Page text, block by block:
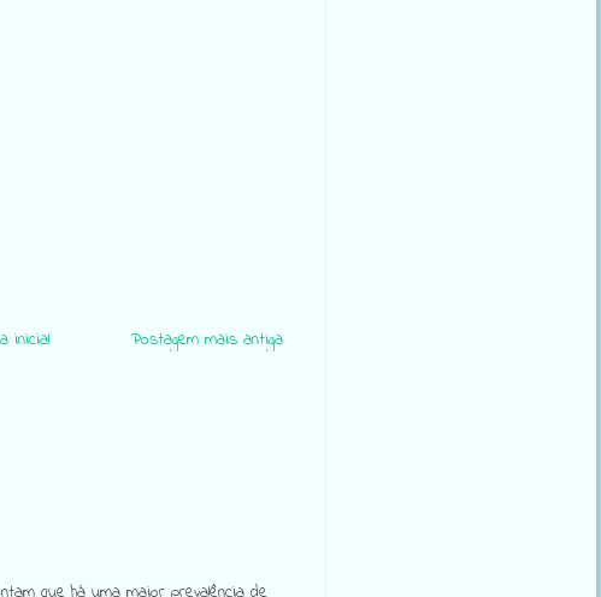
Postagem mais antiga
inicial